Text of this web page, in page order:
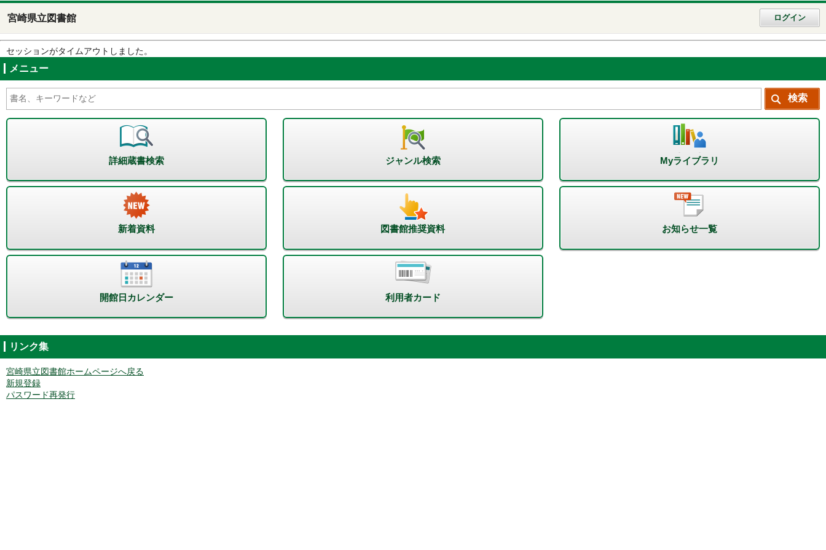
宮崎県立図書館 ログイン
セッションがタイムアウトしました。
メニュー
詳細蔵書検索 ジャンル検索 Myライブラリ
新着資料 図書館推奨資料 お知らせ一覧
開館日カレンダー 利用者カード
リンク集
宮崎県立図書館ホームページへ戻る
新規登録
パスワード再発行